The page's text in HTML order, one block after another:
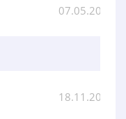
07.05.2024
18.11.2023